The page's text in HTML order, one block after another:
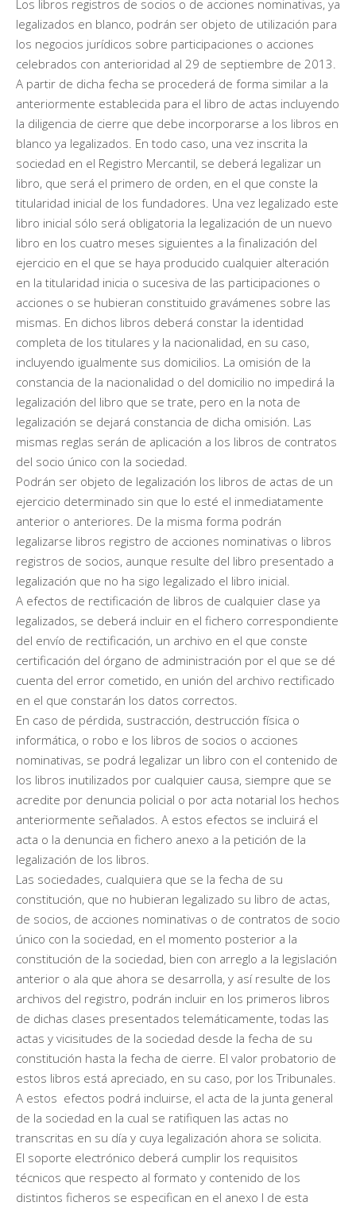
Los libros registros de socios o de acciones nominativas, ya
legalizados en blanco, podrán ser objeto de utilización para
los negocios jurídicos sobre participaciones o acciones
celebrados con anterioridad al 29 de septiembre de 2013.
A partir de dicha fecha se procederá de forma similar a la
anteriormente establecida para el libro de actas incluyendo
la diligencia de cierre que debe incorporarse a los libros en
blanco ya legalizados. En todo caso, una vez inscrita la
sociedad en el Registro Mercantil, se deberá legalizar un
libro, que será el primero de orden, en el que conste la
titularidad inicial de los fundadores. Una vez legalizado este
libro inicial sólo será obligatoria la legalización de un nuevo
libro en los cuatro meses siguientes a la finalización del
ejercicio en el que se haya producido cualquier alteración
en la titularidad inicia o sucesiva de las participaciones o
acciones o se hubieran constituido gravámenes sobre las
mismas. En dichos libros deberá constar la identidad
completa de los titulares y la nacionalidad, en su caso,
incluyendo igualmente sus domicilios. La omisión de la
constancia de la nacionalidad o del domicilio no impedirá la
legalización del libro que se trate, pero en la nota de
legalización se dejará constancia de dicha omisión. Las
mismas reglas serán de aplicación a los libros de contratos
del socio único con la sociedad.
Podrán ser objeto de legalización los libros de actas de un
ejercicio determinado sin que lo esté el inmediatamente
anterior o anteriores. De la misma forma podrán
legalizarse libros registro de acciones nominativas o libros
registros de socios, aunque resulte del libro presentado a
legalización que no ha sigo legalizado el libro inicial.
A efectos de rectificación de libros de cualquier clase ya
legalizados, se deberá incluir en el fichero correspondiente
del envío de rectificación, un archivo en el que conste
certificación del órgano de administración por el que se dé
cuenta del error cometido, en unión del archivo rectificado
en el que constarán los datos correctos.
En caso de pérdida, sustracción, destrucción física o
informática, o robo e los libros de socios o acciones
nominativas, se podrá legalizar un libro con el contenido de
los libros inutilizados por cualquier causa, siempre que se
acredite por denuncia policial o por acta notarial los hechos
anteriormente señalados. A estos efectos se incluirá el
acta o la denuncia en fichero anexo a la petición de la
legalización de los libros.
Las sociedades, cualquiera que se la fecha de su
constitución, que no hubieran legalizado su libro de actas,
de socios, de acciones nominativas o de contratos de socio
único con la sociedad, en el momento posterior a la
constitución de la sociedad, bien con arreglo a la legislación
anterior o ala que ahora se desarrolla, y así resulte de los
archivos del registro, podrán incluir en los primeros libros
de dichas clases presentados telemáticamente, todas las
actas y vicisitudes de la sociedad desde la fecha de su
constitución hasta la fecha de cierre. El valor probatorio de
estos libros está apreciado, en su caso, por los Tribunales.
A estos efectos podrá incluirse, el acta de la junta general
de la sociedad en la cual se ratifiquen las actas no
transcritas en su día y cuya legalización ahora se solicita.
El soporte electrónico deberá cumplir los requisitos
técnicos que respecto al formato y contenido de los
distintos ficheros se especifican en el anexo I de esta